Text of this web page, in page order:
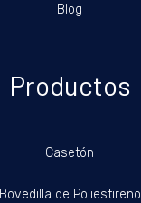
Blog
Productos
Casetón
Bovedilla de Poliestireno